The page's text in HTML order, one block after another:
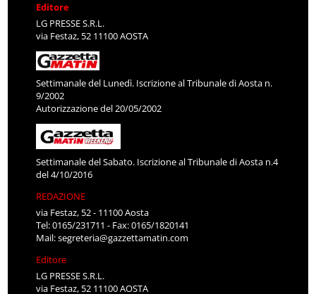
Editore
LG PRESSE S.R.L.
via Festaz, 52 11100 AOSTA
Settimanale del Lunedì. Iscrizione al Tribunale di Aosta n.
9/2002
Autorizzazione del 20/05/2002
Settimanale del Sabato. Iscrizione al Tribunale di Aosta n.4
del 4/10/2016
REDAZIONE
via Festaz, 52 - 11100 Aosta
Tel: 0165/231711 - Fax: 0165/1820141
Mail:segreteria@gazzettamatin.com
Editore
LG PRESSE S.R.L.
via Festaz, 52 11100 AOSTA